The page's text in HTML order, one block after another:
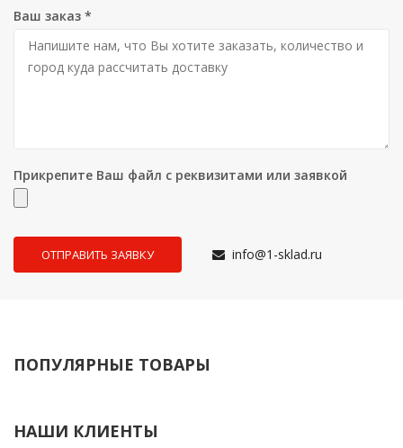
Ваш заказ *
Прикрепите Ваш файл с реквизитами или заявкой
info@1-sklad.ru
ПОПУЛЯРНЫЕ ТОВАРЫ
НАШИ КЛИЕНТЫ